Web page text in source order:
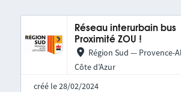
Réseau interurbain bus
Proximité ZOU !
Région Sud — Provence-
Côte d’Azur
créé le 28/02/2024